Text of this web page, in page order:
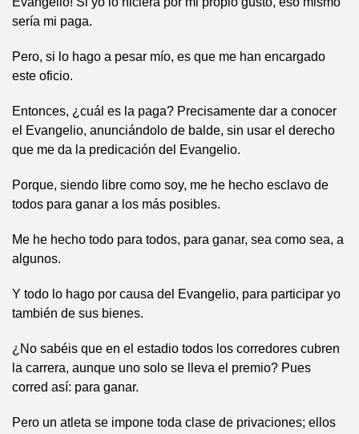
sería mi paga.
Pero, si lo hago a pesar mío, es que me han encargado
este oficio.
Entonces, ¿cuál es la paga? Precisamente dar a conocer
el Evangelio, anunciándolo de balde, sin usar el derecho
que me da la predicación del Evangelio.
Porque, siendo libre como soy, me he hecho esclavo de
todos para ganar a los más posibles.
Me he hecho todo para todos, para ganar, sea como sea, a
algunos.
Y todo lo hago por causa del Evangelio, para participar yo
también de sus bienes.
¿No sabéis que en el estadio todos los corredores cubren
la carrera, aunque uno solo se lleva el premio? Pues
corred así: para ganar.
Pero un atleta se impone toda clase de privaciones; ellos